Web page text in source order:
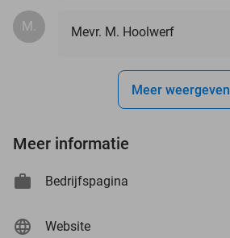
M. Mevr. M. Hoolwerf
Meer weergeven
Meer informatie
Bedrijfspagina
Website